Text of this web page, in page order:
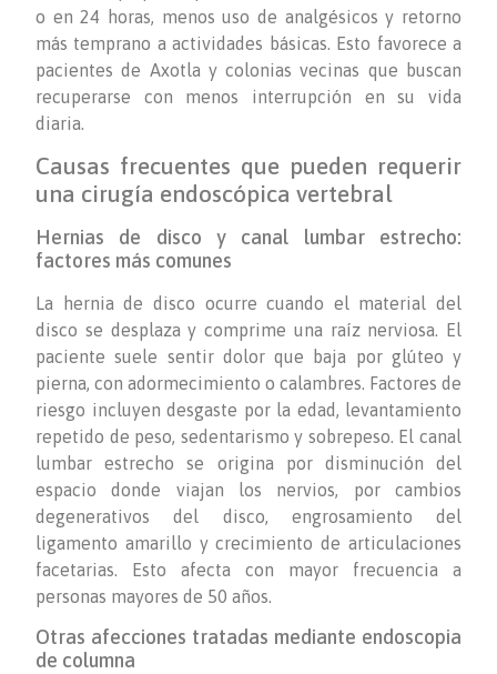
o en 24 horas, menos uso de analgésicos y retorno
más temprano a actividades básicas. Esto favorece a
pacientes de Axotla y colonias vecinas que buscan
recuperarse con menos interrupción en su vida
diaria.
Causas frecuentes que pueden requerir
una cirugía endoscópica vertebral
Hernias de disco y canal lumbar estrecho:
factores más comunes
La hernia de disco ocurre cuando el material del
disco se desplaza y comprime una raíz nerviosa. El
paciente suele sentir dolor que baja por glúteo y
pierna, con adormecimiento o calambres. Factores de
riesgo incluyen desgaste por la edad, levantamiento
repetido de peso, sedentarismo y sobrepeso. El canal
lumbar estrecho se origina por disminución del
espacio donde viajan los nervios, por cambios
degenerativos del disco, engrosamiento del
ligamento amarillo y crecimiento de articulaciones
facetarias. Esto afecta con mayor frecuencia a
personas mayores de 50 años.
Otras afecciones tratadas mediante endoscopia
de columna